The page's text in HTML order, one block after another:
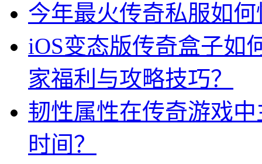
今年最火传奇私服如
iOS变态版传奇盒子如
家福利与攻略技巧？
韧性属性在传奇游戏
时间？